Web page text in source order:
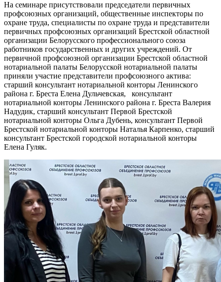
На семинаре присутствовали председатели первичных
профсоюзных организаций, общественные инспекторы по
охране труда, специалисты по охране труда и представители
первичных профсоюзных организаций Брестской областной
организации Белорусского профессионального союза
работников государственных и других учреждений. От
первичной профсоюзной организации Брестской областной
нотариальной палаты Белорусской нотариальной палаты
приняли участие представители профсоюзного актива:
старший консультант нотариальной конторы Ленинского
района г. Бреста Елена Дульчевская, консультант
нотариальной конторы Ленинского района г. Бреста Валерия
Надудик, старший консультант Первой Брестской
нотариальной конторы Ольга Дубень, консультант Первой
Брестской нотариальной конторы Наталья Карпенко, старший
консультант Брестской городской нотариальной конторы
Елена Гуляк.